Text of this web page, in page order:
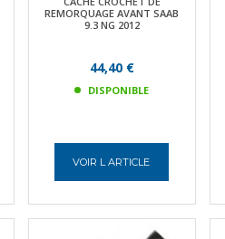
REMORQUAGE AVANT SAAB
9.3 NG 2012
44,40 €
DISPONIBLE
VOIR L ARTICLE